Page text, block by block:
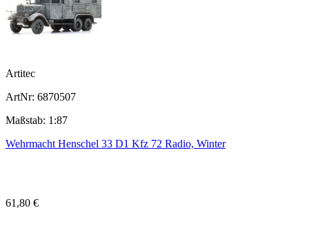
Artitec
ArtNr: 6870507
Maßstab: 1:87
Wehrmacht Henschel 33 D1 Kfz 72 Radio, Winter
61,80 €